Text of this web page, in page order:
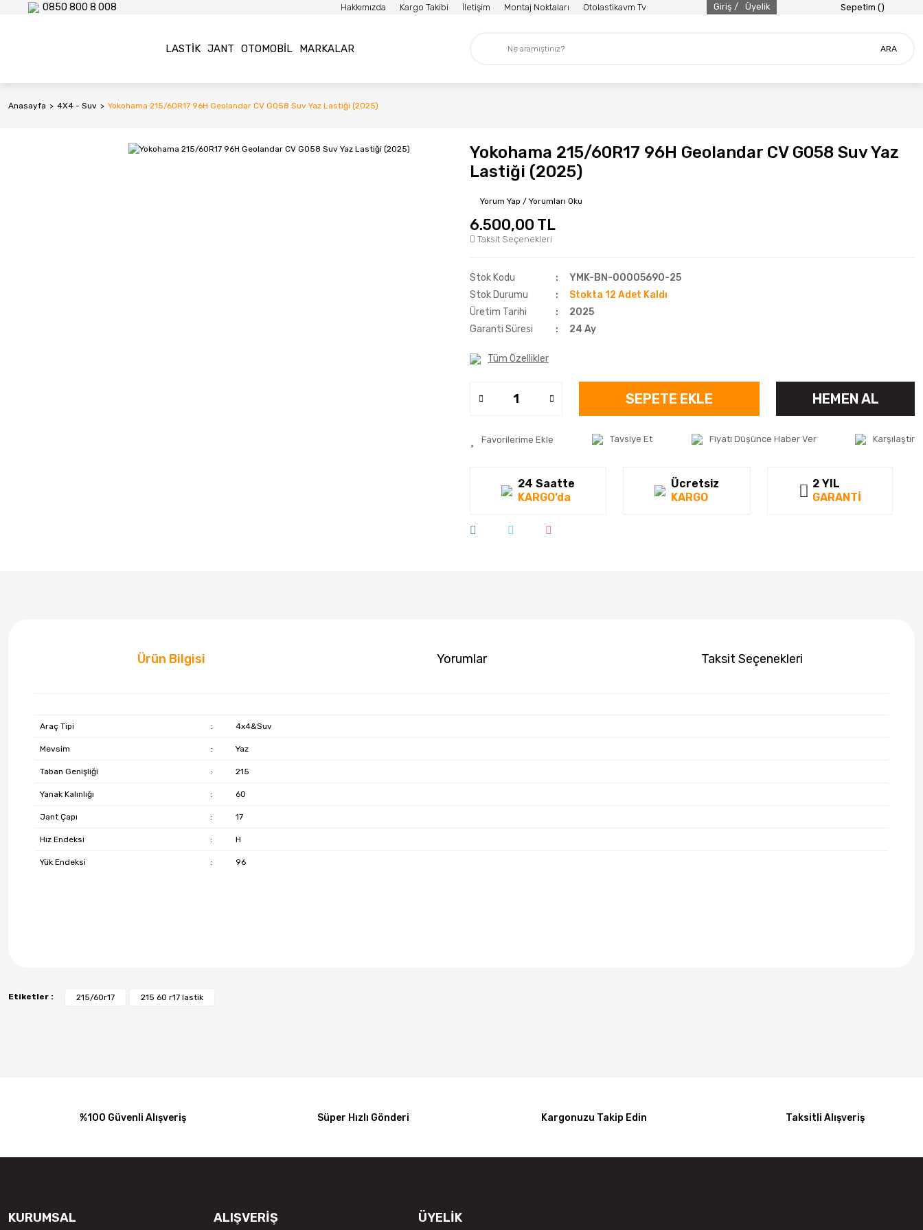
0850 800 8 008 Hakkımızda Kargo Takibi İletişim Montaj Noktaları Otolastikavm Tv Giriş / Üyelik Sepetim ()
LASTIK JANT OTOMOBIL MARKALAR ARA
Anasayfa 4X4 - Suv Yokohama 215/60R17 96H Geolandar CV G058 Suv Yaz Lastiği (2025)
Yokohama 215/60R17 96H Geolandar CV G058 Suv Yaz
Lastiği (2025)
Yorum Yap / Yorumları Oku
6.500,00 TL
Taksit Seçenekleri
Stok Kodu
YMK-BN-00005690-25
Stok Durumu
Stokta 12 Adet Kaldı
Üretim Tarihi
2025
Garanti Süresi
24 Ay
Tüm Özellikler
SEPETE EKLE HEMEN AL
Tavsiye Et Fiyatı Düşünce Haber Ver Karşılaştır
24 Saatte
KARGO’da
Ücretsiz
KARGO
2 YIL
GARANTİ
Ürün Bilgisi Yorumlar Taksit Seçenekleri
Araç Tipi : 4x4&Suv
Mevsim : Yaz
Taban Genişliği : 215
Yanak Kalınlığı : 60
Jant Çapı : 17
Hız Endeksi : H
Yük Endeksi : 96
Etiketler : 215/60r17 215 60 r17 lastik
%100 Güvenli Alışveriş Süper Hızlı Gönderi Kargonuzu Takip Edin Taksitli Alışveriş
KURUMSAL ALIŞVERİŞ ÜYELİK